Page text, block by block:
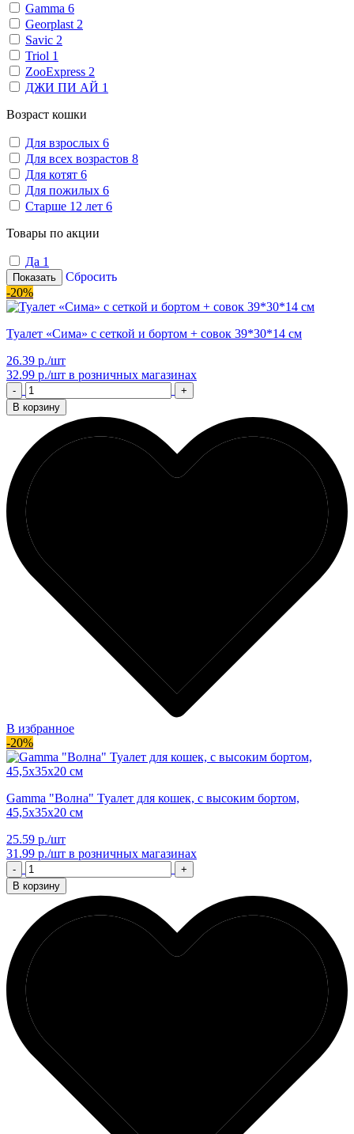
Gamma 6
Georplast 2
Savic 2
Triol 1
ZooExpress 2
ДЖИ ПИ АЙ 1
Возраст кошки
Для взрослых 6
Для всех возрастов 8
Для котят 6
Для пожилых 6
Старше 12 лет 6
Товары по акции
Да 1
Показать
Сбросить
-20%
Туалет «Сима» с сеткой и бортом + совок 39*30*14 см
26.39 р./шт
32.99 р./шт в розничных магазинах
-
+
В корзину
В избранное
-20%
Gamma "Волна" Туалет для кошек, с высоким бортом,
45,5х35х20 см
25.59 р./шт
31.99 р./шт в розничных магазинах
-
+
В корзину